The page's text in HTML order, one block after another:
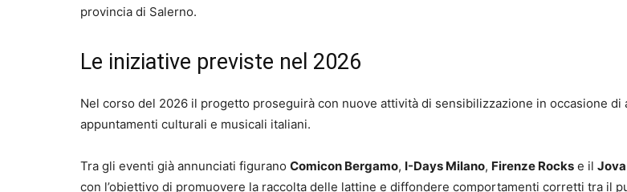
provincia di Salerno.
Le iniziative previste nel 2026
Nel corso del 2026 il progetto proseguirà con nuove attività di sensibilizzazione in occasione di
appuntamenti culturali e musicali italiani.
Tra gli eventi già annunciati figurano Comicon Bergamo, I-Days Milano, Firenze Rocks e il
con l’obiettivo di promuovere la raccolta delle lattine e diffondere comportamenti corretti tra il